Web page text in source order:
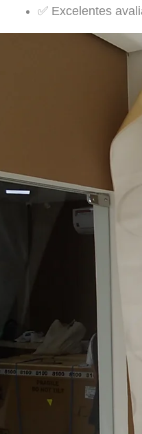
✅ Excelentes